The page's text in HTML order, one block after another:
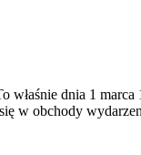
dnia 1
w obchody